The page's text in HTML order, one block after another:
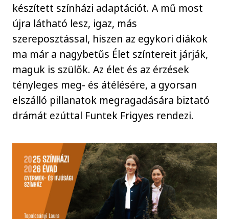
készített színházi adaptációt. A mű most
újra látható lesz, igaz, más
szereposztással, hiszen az egykori diákok
ma már a nagybetűs Élet színtereit járják,
maguk is szülők. Az élet és az érzések
tényleges meg- és átélésére, a gyorsan
elszálló pillanatok megragadására biztató
drámát ezúttal Funtek Frigyes rendezi.